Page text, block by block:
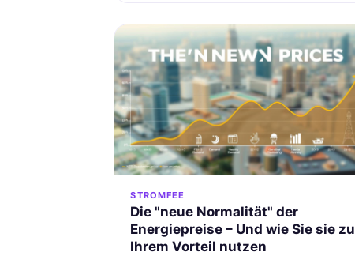
STROMFEE
Die "neue Normalität" der
Energiepreise – Und wie Sie sie zu
Ihrem Vorteil nutzen